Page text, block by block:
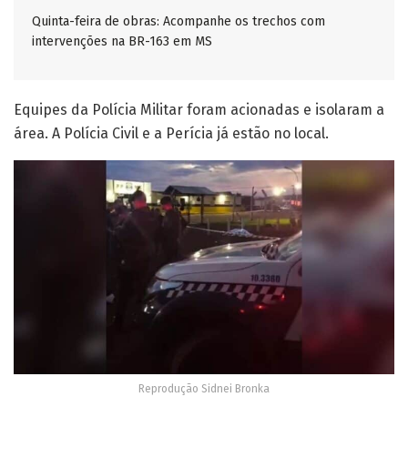
Quinta-feira de obras: Acompanhe os trechos com
intervenções na BR-163 em MS
Equipes da Polícia Militar foram acionadas e isolaram a
área. A Polícia Civil e a Perícia já estão no local.
Reprodução Sidnei Bronka